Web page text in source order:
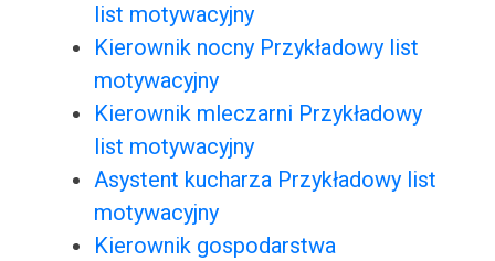
list motywacyjny
Kierownik nocny Przykładowy list
motywacyjny
Kierownik mleczarni Przykładowy
list motywacyjny
Asystent kucharza Przykładowy list
motywacyjny
Kierownik gospodarstwa